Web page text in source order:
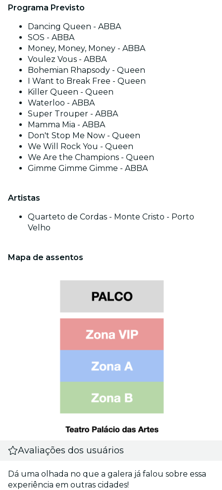
Programa Previsto
Dancing Queen - ABBA
SOS - ABBA
Money, Money, Money - ABBA
Voulez Vous - ABBA
Bohemian Rhapsody - Queen
I Want to Break Free - Queen
Killer Queen - Queen
Waterloo - ABBA
Super Trouper - ABBA
Mamma Mia - ABBA
Don't Stop Me Now - Queen
We Will Rock You - Queen
We Are the Champions - Queen
Gimme Gimme Gimme - ABBA
Artistas
Quarteto de Cordas - Monte Cristo - Porto
Velho
Mapa de assentos
Avaliações dos usuários
Dá uma olhada no que a galera já falou sobre essa
experiência em outras cidades!